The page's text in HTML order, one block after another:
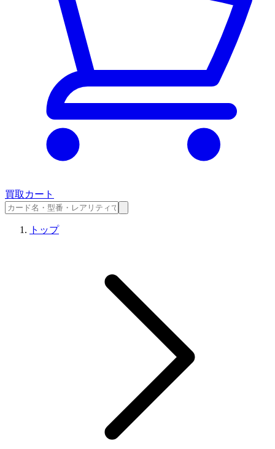
買取カート
トップ